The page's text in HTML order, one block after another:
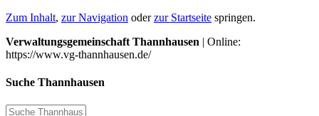
Zum Inhalt, zur Navigation oderzur Startseite springen.
Verwaltungsgemeinschaft Thannhausen | Online:
https://www.vg-thannhausen.de/
Suche Thannhausen